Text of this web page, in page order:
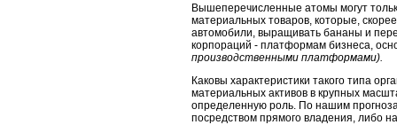
Вышеперечисленные атомы могут
материальных товаров, которые,
автомобили, выращивать бананы и
корпораций - платформам бизнеса,
производственными платформами).
Каковы характеристики такого типа
материальных активов в крупных
определенную роль. По нашим
посредством прямого вла­дения, либо